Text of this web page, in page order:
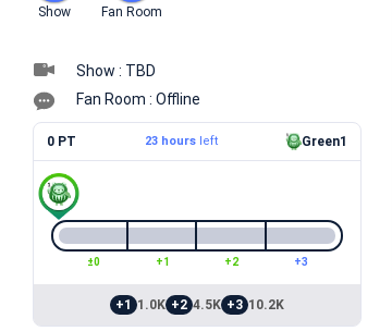
Show Fan Room
Show : TBD
Fan Room : Offline
0 PT 23 hoursleft Green1
±0 +1 +2 +3
+1 1.0K +2 4.5K +3 10.2K